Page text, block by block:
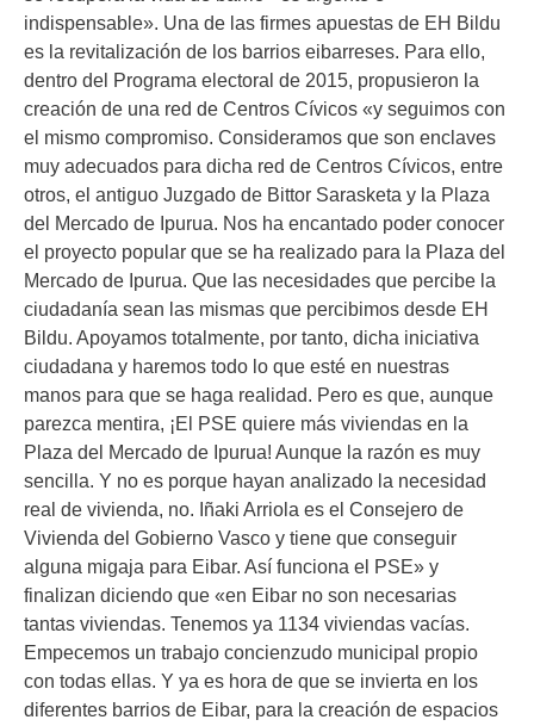
indispensable». Una de las firmes apuestas de EH Bildu
es la revitalización de los barrios eibarreses. Para ello,
dentro del Programa electoral de 2015, propusieron la
creación de una red de Centros Cívicos «y seguimos con
el mismo compromiso. Consideramos que son enclaves
muy adecuados para dicha red de Centros Cívicos, entre
otros, el antiguo Juzgado de Bittor Sarasketa y la Plaza
del Mercado de Ipurua. Nos ha encantado poder conocer
el proyecto popular que se ha realizado para la Plaza del
Mercado de Ipurua. Que las necesidades que percibe la
ciudadanía sean las mismas que percibimos desde EH
Bildu. Apoyamos totalmente, por tanto, dicha iniciativa
ciudadana y haremos todo lo que esté en nuestras
manos para que se haga realidad. Pero es que, aunque
parezca mentira, ¡El PSE quiere más viviendas en la
Plaza del Mercado de Ipurua! Aunque la razón es muy
sencilla. Y no es porque hayan analizado la necesidad
real de vivienda, no. Iñaki Arriola es el Consejero de
Vivienda del Gobierno Vasco y tiene que conseguir
alguna migaja para Eibar. Así funciona el PSE» y
finalizan diciendo que «en Eibar no son necesarias
tantas viviendas. Tenemos ya 1134 viviendas vacías.
Empecemos un trabajo concienzudo municipal propio
con todas ellas. Y ya es hora de que se invierta en los
diferentes barrios de Eibar, para la creación de espacios